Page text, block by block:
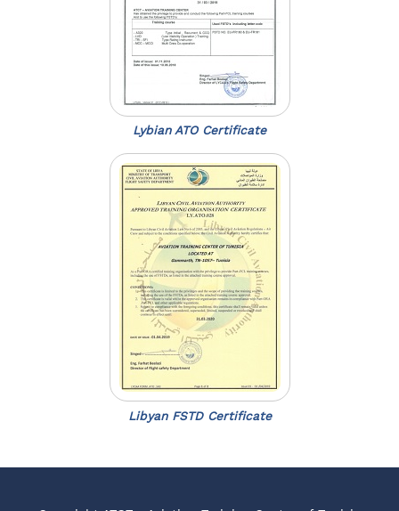
Lybian ATO Certificate
Libyan FSTD Certificate